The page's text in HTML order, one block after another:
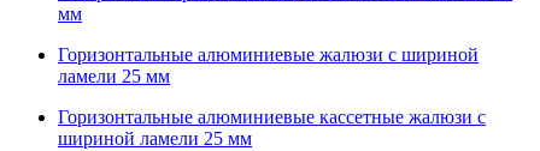
мм
Горизонтальные алюминиевые жалюзи с шириной
ламели 25 мм
Горизонтальные алюминиевые кассетные жалюзи с
шириной ламели 25 мм